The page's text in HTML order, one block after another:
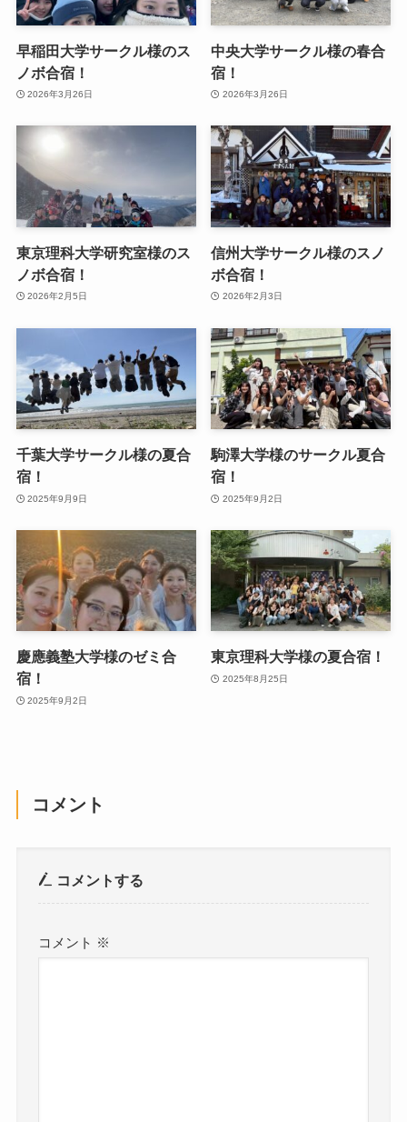
早稲田大学サークル様のス
ノボ合宿！
2026年3月26日
中央大学サークル様の春合
宿！
2026年3月26日
東京理科大学研究室様のス
ノボ合宿！
2026年2月5日
信州大学サークル様のスノ
ボ合宿！
2026年2月3日
千葉大学サークル様の夏合
宿！
2025年9月9日
駒澤大学様のサークル夏合
宿！
2025年9月2日
慶應義塾大学様のゼミ合
宿！
2025年9月2日
東京理科大学様の夏合宿！
2025年8月25日
コメント
コメントする
コメント ※